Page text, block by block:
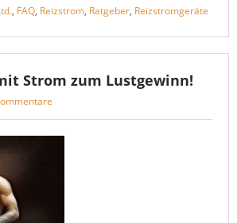
, FAQ, Reizstrom, Ratgeber, Reizstromgeräte
Strom zum Lustgewinn!